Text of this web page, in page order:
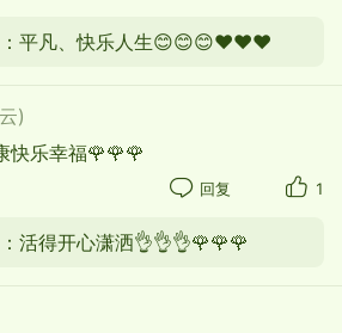
：平凡、快乐人生😊😊😊❤️❤️❤️
)
快乐幸福🌹🌹🌹
回复 1
：活得开心潇洒👌👌👌🌹🌹🌹